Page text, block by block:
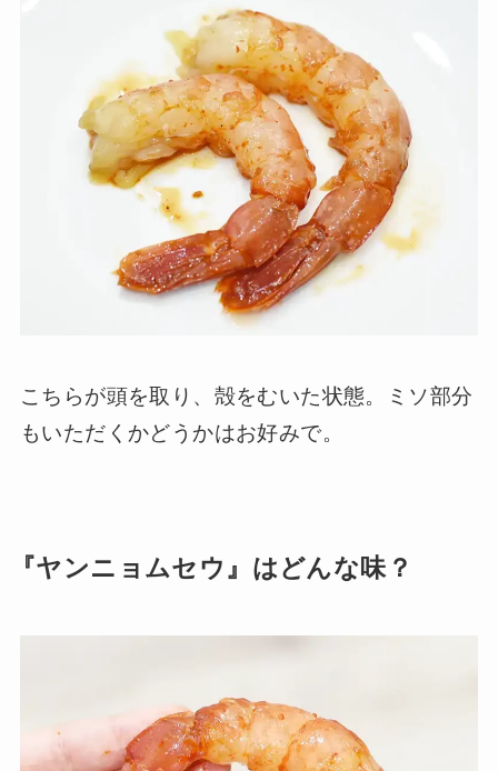
こちらが頭を取り、殻をむいた状態。ミソ部分
もいただくかどうかはお好みで。
『ヤンニョムセウ』はどんな味？